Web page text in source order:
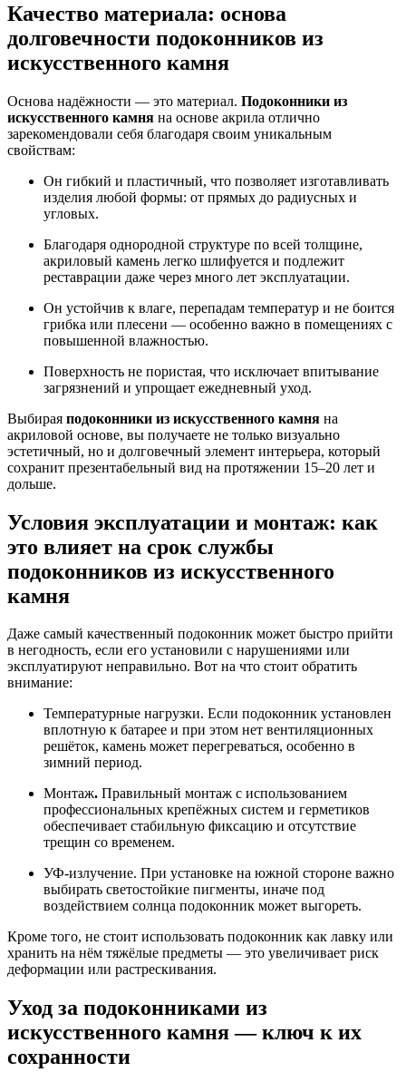
Качество материала: основа
долговечности подоконников из
искусственного камня
Основа надёжности — это материал. Подоконники из
искусственного камня на основе акрила отлично
зарекомендовали себя благодаря своим уникальным
свойствам:
Он гибкий и пластичный, что позволяет изготавливать
изделия любой формы: от прямых до радиусных и
угловых.
Благодаря однородной структуре по всей толщине,
акриловый камень легко шлифуется и подлежит
реставрации даже через много лет эксплуатации.
Он устойчив к влаге, перепадам температур и не боится
грибка или плесени — особенно важно в помещениях с
повышенной влажностью.
Поверхность не пористая, что исключает впитывание
загрязнений и упрощает ежедневный уход.
Выбирая подоконники из искусственного камня на
акриловой основе, вы получаете не только визуально
эстетичный, но и долговечный элемент интерьера, который
сохранит презентабельный вид на протяжении 15–20 лет и
дольше.
Условия эксплуатации и монтаж: как
это влияет на срок службы
подоконников из искусственного
камня
Даже самый качественный подоконник может быстро прийти
в негодность, если его установили с нарушениями или
эксплуатируют неправильно. Вот на что стоит обратить
внимание:
Температурные нагрузки. Если подоконник установлен
вплотную к батарее и при этом нет вентиляционных
решёток, камень может перегреваться, особенно в
зимний период.
Монтаж. Правильный монтаж с использованием
профессиональных крепёжных систем и герметиков
обеспечивает стабильную фиксацию и отсутствие
трещин со временем.
УФ-излучение. При установке на южной стороне важно
выбирать светостойкие пигменты, иначе под
воздействием солнца подоконник может выгореть.
Кроме того, не стоит использовать подоконник как лавку или
хранить на нём тяжёлые предметы — это увеличивает риск
деформации или растрескивания.
Уход за подоконниками из
искусственного камня— ключ к их
сохранности